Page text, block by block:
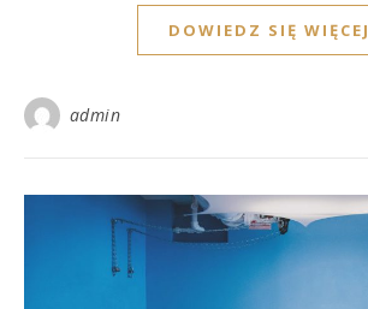
DOWIEDZ SIĘ WIĘCEJ
admin